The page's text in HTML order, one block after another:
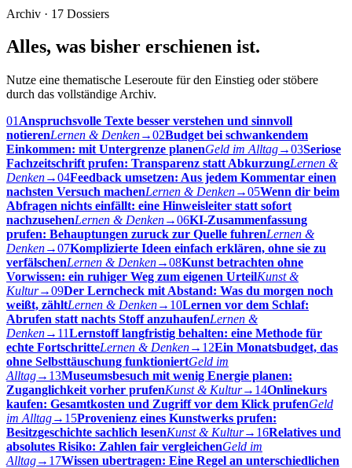
Archiv · 17 Dossiers
Alles, was bisher erschienen ist.
Nutze eine thematische Leseroute für den Einstieg oder stöbere
durch das vollständige Archiv.
01 Anspruchsvolle Texte besser verstehen und sinnvoll
notierenLernen & Denken→02Budget bei schwankendem
Einkommen: mit Untergrenze planenGeld im Alltag→03Seriose
Fachzeitschrift prufen: Transparenz statt AbkurzungLernen &
Denken→04Feedback umsetzen: Aus jedem Kommentar einen
nachsten Versuch machenLernen & Denken→05Wenn dir beim
Abfragen nichts einfällt: eine Hinweisleiter statt sofort
nachzusehenLernen & Denken→06KI-Zusammenfassung
prufen: Behauptungen zuruck zur Quelle fuhrenLernen &
Denken→07Komplizierte Ideen einfach erklären, ohne sie zu
verfälschenLernen & Denken→08Kunst betrachten ohne
Vorwissen: ein ruhiger Weg zum eigenen UrteilKunst &
Kultur→09Der Lerncheck mit Abstand: Was du morgen noch
weißt, zähltLernen & Denken→ 10Lernen vor dem Schlaf:
Abrufen statt nachts Stoff anzuhaufenLernen &
Denken→ 11Lernstoff langfristig behalten: eine Methode für
echte FortschritteLernen & Denken→ 12Ein Monatsbudget, das
ohne Selbsttäuschung funktioniertGeld im
Alltag→ 13Museumsbesuch mit wenig Energie planen:
Zuganglichkeit vorher prufenKunst & Kultur→ 14Onlinekurs
kaufen: Gesamtkosten und Zugriff vor dem Klick prufenGeld
im Alltag→ 15Provenienz eines Kunstwerks prufen:
Besitzgeschichte sachlich lesenKunst & Kultur→ 16Relatives und
absolutes Risiko: Zahlen fair vergleichenGeld im
Alltag→ 17Wissen ubertragen: Eine Regel an unterschiedlichen